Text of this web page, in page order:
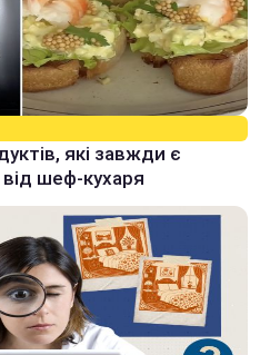
які завжди є
шеф-кухаря